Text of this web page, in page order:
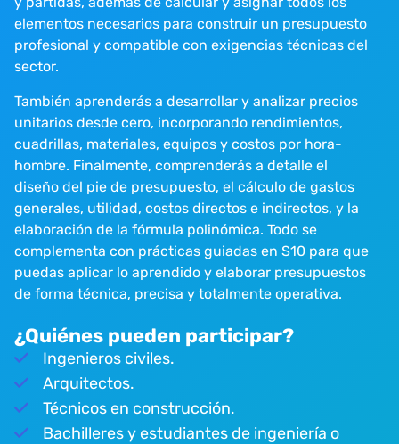
elementos necesarios para construir un presupuesto
profesional y compatible con exigencias técnicas del
sector.
También aprenderás a desarrollar y analizar precios
unitarios desde cero, incorporando rendimientos,
cuadrillas, materiales, equipos y costos por hora-
hombre. Finalmente, comprenderás a detalle el
diseño del pie de presupuesto, el cálculo de gastos
generales, utilidad, costos directos e indirectos, y la
elaboración de la fórmula polinómica. Todo se
complementa con prácticas guiadas en S10 para que
puedas aplicar lo aprendido y elaborar presupuestos
de forma técnica, precisa y totalmente operativa.
¿Quiénes pueden participar?
Ingenieros civiles.
Arquitectos.
Técnicos en construcción.
Bachilleres y estudiantes de ingeniería o